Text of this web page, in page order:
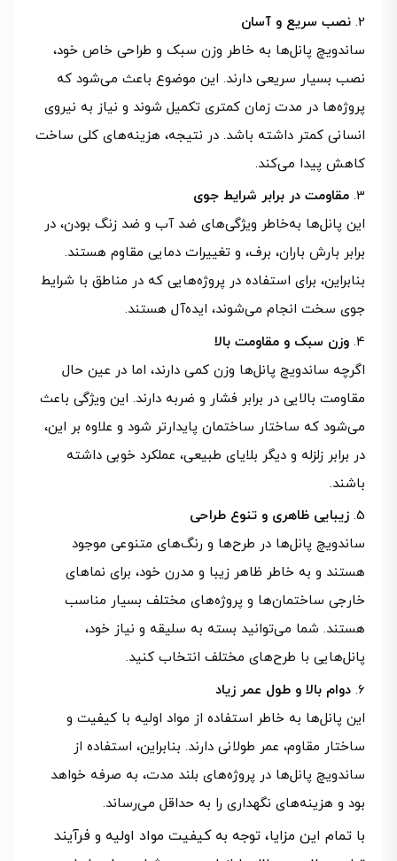
نصب سریع و آسان
ساندویچ پانل‌ها به‌ خاطر وزن سبک و طراحی خاص خود،
نصب بسیار سریعی دارند. این موضوع باعث می‌شود که
پروژه‌ها در مدت‌ زمان کمتری تکمیل شوند و نیاز به نیروی
انسانی کمتر داشته باشد. در نتیجه، هزینه‌های کلی ساخت
کاهش پیدا می‌کند.
مقاومت در برابر شرایط جوی
این پانل‌ها به‌خاطر ویژگی‌های ضد آب و ضد زنگ بودن، در
برابر بارش باران، برف، و تغییرات دمایی مقاوم هستند.
بنابراین، برای استفاده در پروژه‌هایی که در مناطق با شرایط
جوی سخت انجام می‌شوند، ایده‌آل هستند.
وزن سبک و مقاومت بالا
اگرچه ساندویچ پانل‌ها وزن کمی دارند، اما در عین حال
مقاومت بالایی در برابر فشار و ضربه دارند. این ویژگی باعث
می‌شود که ساختار ساختمان پایدارتر شود و علاوه بر این،
در برابر زلزله و دیگر بلایای طبیعی، عملکرد خوبی داشته
باشند.
زیبایی ظاهری و تنوع طراحی
ساندویچ پانل‌ها در طرح‌ها و رنگ‌های متنوعی موجود
هستند و به‌ خاطر ظاهر زیبا و مدرن خود، برای نماهای
خارجی ساختمان‌ها و پروژه‌های مختلف بسیار مناسب
هستند. شما می‌توانید بسته به سلیقه و نیاز خود،
پانل‌هایی با طرح‌های مختلف انتخاب کنید.
دوام بالا و طول عمر زیاد
این پانل‌ها به‌ خاطر استفاده از مواد اولیه با کیفیت و
ساختار مقاوم، عمر طولانی دارند. بنابراین، استفاده از
ساندویچ پانل‌ها در پروژه‌های بلند مدت، به‌ صرفه خواهد
بود و هزینه‌های نگهداری را به حداقل می‌رساند.
با تمام این مزایا، توجه به کیفیت مواد اولیه و فرآیند